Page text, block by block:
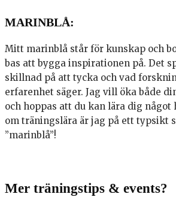
MARINBLÅ:
Mitt marinblå står för kunskap och
bas att bygga inspirationen på. Det
skillnad på att tycka och vad
erfarenhet säger. Jag vill öka både
och hoppas att du kan lära dig något
om träningslära är jag på ett typsikt
”marinblå”!
Mer träningstips & events?